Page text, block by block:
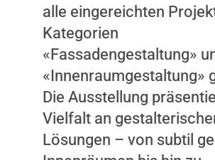
alle eingereichten
Kategorien
«Fassadengestaltung»
«Innenraumgestaltung»
Die Ausstellung
Vielfalt an
Lösungen – von subtil